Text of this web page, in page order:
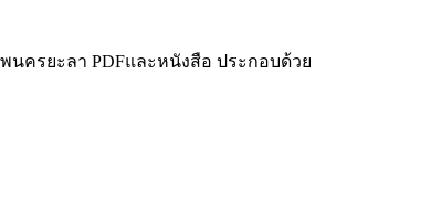
ครยะลา PDFและหนังสือ ประกอบด้วย